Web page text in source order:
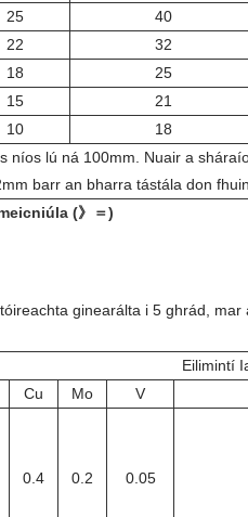
25 40
22 32
18 25
15 21
10 18
lú ná 100mm. Nuair a
barr an bharra tástála don
(》＝)
ginearálta i 5 ghrád, mar
Eilimintí
Cu Mo V
0.4 0.2 0.05